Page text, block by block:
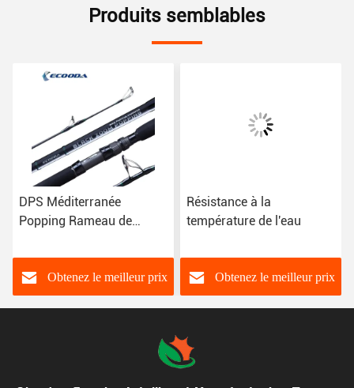
Produits semblables
DPS Méditerranée
Popping Rameau de
Rouleau siège Voyage
Popping Rameau
Obtenez le meilleur prix
Résistance à la
température de l'eau
Obtenez le meilleur prix